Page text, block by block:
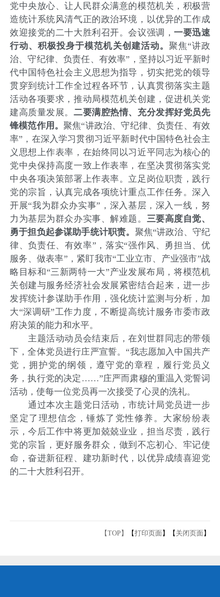
党中央放心、让人民群众满意的模范机关，积极营
造统计系统风清气正的政治环境，以优异的工作成
效迎接党的二十大胜利召开。会议强调，一要迅速
行动、积极投身于模范机关创建活动。 聚焦“讲政
治、守纪律、负责任、有效率”，坚持以习近平新时
代中国特色社会主义思想为指导，切实把党的领导
贯穿到统计工作全过程各环节，认真贯彻落实主题
活动各项要求，推动局模范机关创建，促进机关党
建高质量发展。 二要满腔热情、充分发挥好党员先
锋模范作用。聚焦“讲政治、守纪律、负责任、有效
率”，在深入学习贯彻习近平新时代中国特色社会主
义思想上作表率，在始终同以习近平同志为核心的
党中央保持高度一致上作表率，在坚决贯彻落实党
中央各项决策部署上作表率。立足岗位职责，践行
党的宗旨，认真完成各项统计重点工作任务。深入
开展“我为群众办实事”，深入基层，深入一线，努
力为基层为群众办实事、解难题。 三要高度自觉、
勇于担负起参谋助手统计职责。 聚焦“讲政治、守纪
律、负责任、有效率”，落实“强作风、勇担当、优
服务、做表率”，紧盯我市“工业立市、产业强市”战
略目标和“三新两特一大”产业发展布局，将模范机
关创建与服务经济社会发展紧密结合起来，进一步
发挥统计参谋助手作用，强化统计监测与分析，加
大“深调研”工作力度，不断提高统计服务市委市政
府决策的能力和水平。
主题活动动员会结束后，在刘世群同志的带领
下，全体党员进行庄严宣誓。“我志愿加入中国共产
党，拥护党的纲领，遵守党的章程，履行党员义
务，执行党的决定……”庄严而肃穆的重温入党誓词
活动，使每一位党员再一次接受了心灵的洗礼。
通过本次主题党日活动，市统计局党员进一步
坚定了理想信念，锤炼了党性修养。大家纷纷表
示，今后工作中将更加兢兢业业，担当尽责，践行
党的宗旨，更好服务群众，做到不忘初心、牢记使
命，奋进新征程、建功新时代，以优异成绩喜迎党
的二十大胜利召开。
【TOP】 【打印页面 】【 关闭页面 】